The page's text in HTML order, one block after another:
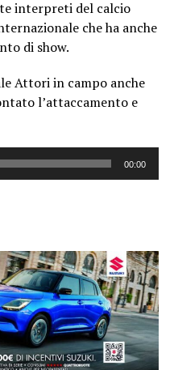
interpreti del calcio
che ha anche
di show.
Attori in campo anche
l’attaccamento e
00:00